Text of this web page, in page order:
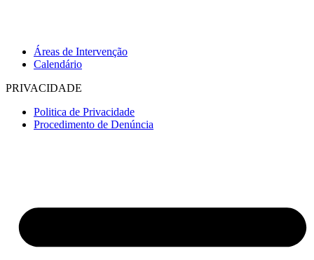
Áreas de Intervenção
Calendário
PRIVACIDADE
Politica de Privacidade
Procedimento de Denúncia